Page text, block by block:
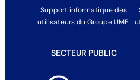
Support informatique des
utilisateurs du Groupe UME
SECTEUR PUBLIC